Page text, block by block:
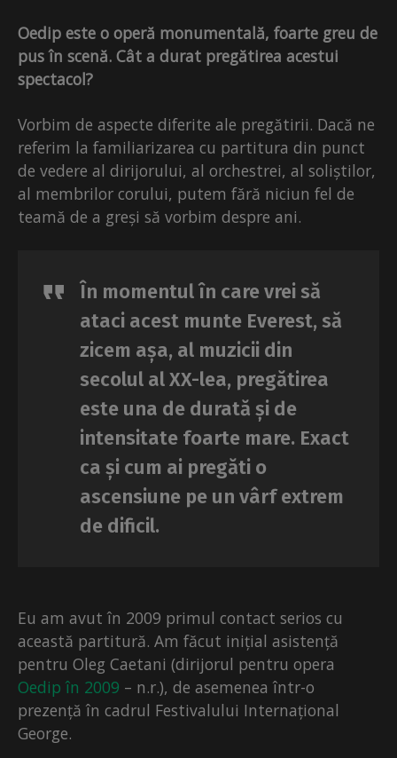
Oedip este o operă monumentală, foarte greu de
pus în scenă. Cât a durat pregătirea acestui
spectacol?
Vorbim de aspecte diferite ale pregătirii. Dacă ne
referim la familiarizarea cu partitura din punct
de vedere al dirijorului, al orchestrei, al soliștilor,
al membrilor corului, putem fără niciun fel de
teamă de a greși să vorbim despre ani.
În momentul în care vrei să
ataci acest munte Everest, să
zicem așa, al muzicii din
secolul al XX-lea, pregătirea
este una de durată și de
intensitate foarte mare. Exact
ca și cum ai pregăti o
ascensiune pe un vârf extrem
de dificil.
Eu am avut în 2009 primul contact serios cu
această partitură. Am făcut inițial asistență
pentru Oleg Caetani (dirijorul pentru opera
Oedip în 2009 – n.r.), de asemenea într-o
prezență în cadrul Festivalului Internațional
George.